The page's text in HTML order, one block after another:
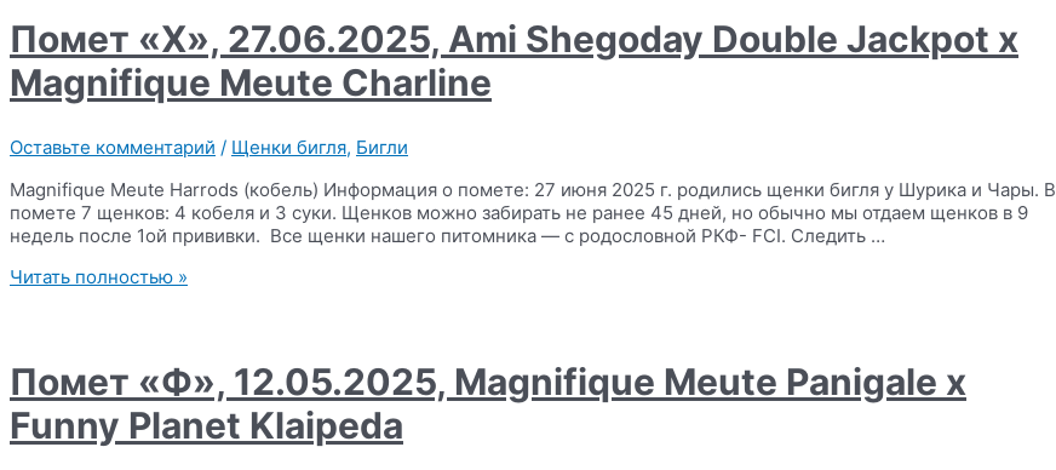
Помет «Х», 27.06.2025, Ami Shegoday Double Jackpot х
Magnifique Meute Charline
Оставьте комментарий / Щенки бигля, Бигли
Magnifique Meute Harrods (кобель) Информация о помете: 27 июня 2025 г. родились щенки бигля у Шурика и Чары. В
помете 7 щенков: 4 кобеля и 3 суки. Щенков можно забирать не ранее 45 дней, но обычно мы отдаем щенков в 9
недель после 1ой прививки. Все щенки нашего питомника — с родословной РКФ- FCI. Следить …
Помет
Shegoday
Double
Jackpot
х
Читать полностью »
Помет «Ф», 12.05.2025, Magnifique Meute Panigale х
Funny Planet Klaipeda